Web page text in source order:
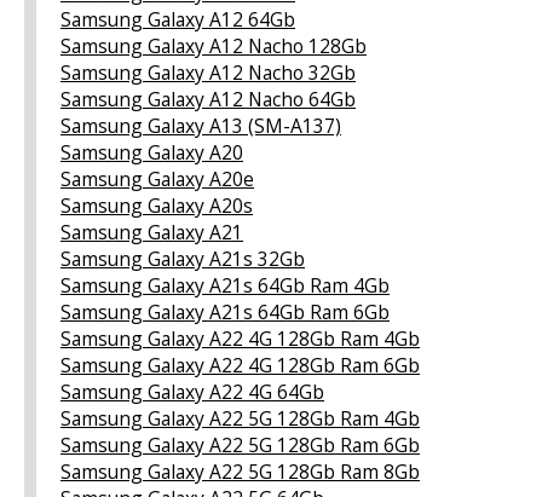
Samsung Galaxy A12 64Gb
Samsung Galaxy A12 Nacho 128Gb
Samsung Galaxy A12 Nacho 32Gb
Samsung Galaxy A12 Nacho 64Gb
Samsung Galaxy A13 (SM-A137)
Samsung Galaxy A20
Samsung Galaxy A20e
Samsung Galaxy A20s
Samsung Galaxy A21
Samsung Galaxy A21s 32Gb
Samsung Galaxy A21s 64Gb Ram 4Gb
Samsung Galaxy A21s 64Gb Ram 6Gb
Samsung Galaxy A22 4G 128Gb Ram 4Gb
Samsung Galaxy A22 4G 128Gb Ram 6Gb
Samsung Galaxy A22 4G 64Gb
Samsung Galaxy A22 5G 128Gb Ram 4Gb
Samsung Galaxy A22 5G 128Gb Ram 6Gb
Samsung Galaxy A22 5G 128Gb Ram 8Gb